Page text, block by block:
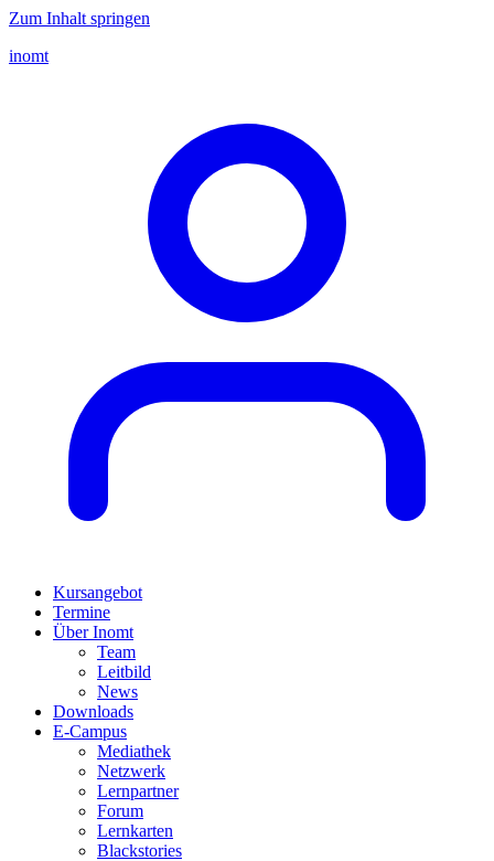
Zum Inhalt springen
inomt
Kursangebot
Termine
Über Inomt
Team
Leitbild
News
Downloads
E-Campus
Mediathek
Netzwerk
Lernpartner
Forum
Lernkarten
Blackstories